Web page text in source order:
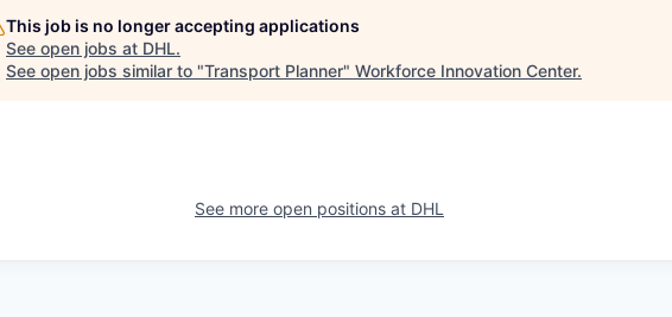
This job is no longer accepting applications
See open jobs at DHL.
See open jobs similar to "Transport Planner" Workforce Innovation Center.
See more open positions at DHL